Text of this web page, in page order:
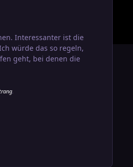
Interessanter ist die
würde das so regeln,
geht, bei denen die
.